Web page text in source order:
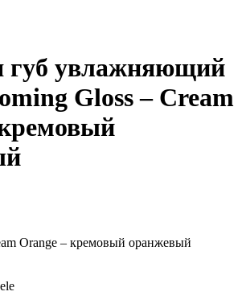
губ увлажняющий
Gloss – Cream
Orange – кремовый оранжевый